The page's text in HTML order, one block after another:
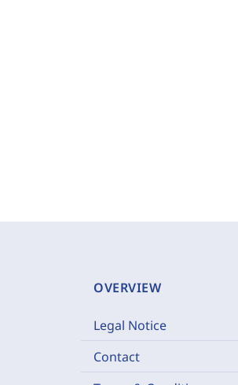
OVERVIEW
Legal Notice
Contact